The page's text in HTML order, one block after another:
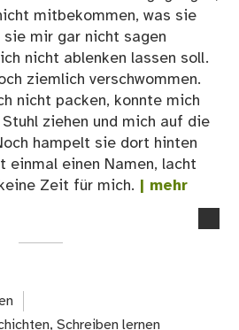
mitbekommen, was sie
mir gar nicht sagen
nicht ablenken lassen soll.
ziemlich verschwommen.
nicht packen, konnte mich
ziehen und mich auf die
hampelt sie dort hinten
einmal einen Namen, lacht
Zeit für mich. | mehr
,Schreiben lernen